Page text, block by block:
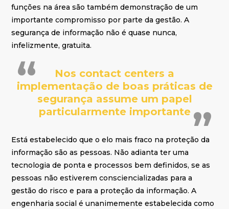
funções na área são também demonstração de um
importante compromisso por parte da gestão. A
segurança de informação não é quase nunca,
infelizmente, gratuita.
Nos contact centers a
implementação de boas práticas de
segurança assume um papel
particularmente importante
Está estabelecido que o elo mais fraco na proteção da
informação são as pessoas. Não adianta ter uma
tecnologia de ponta e processos bem definidos, se as
pessoas não estiverem consciencializadas para a
gestão do risco e para a proteção da informação. A
engenharia social é unanimemente estabelecida como